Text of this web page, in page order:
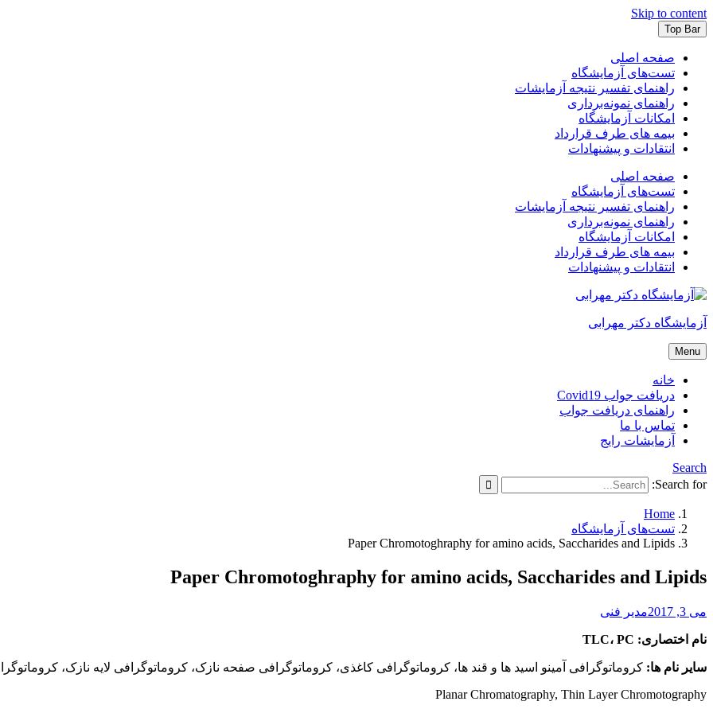
Skip to content
Top Bar
صفحه اصلی
تست‌های آزمایشگاه
راهنمای تفسیر نتیجه آزمایشات
راهنمای نمونه‌برداری
امکانات آزمایشگاه
بیمه های طرف قرارداد
انتقادات و پیشنهادات
صفحه اصلی
تست‌های آزمایشگاه
راهنمای تفسیر نتیجه آزمایشات
راهنمای نمونه‌برداری
امکانات آزمایشگاه
بیمه های طرف قرارداد
انتقادات و پیشنهادات
آزمایشگاه دکتر مهرابی
Menu
خانه
دریافت جواب Covid19
راهنمای دریافت جواب
تماس با ما
آزمایشات رایج
Search
Search for:
Home
تست‌های آزمایشگاه
Paper Chromotoghraphy for amino acids, Saccharides and Lipids
Paper Chromotoghraphy for amino acids, Saccharides and Lipids
می 3, 2017 مدیر فنی
نام اختصاری: TLC، PC
سایر نام ها: کروماتوگرافی آمینو اسید ها و قند ها، کروماتوگرافی کاغذی، کروماتوگرافی صفحه نازک، کروماتوگرافی لایه نازک،
Planar Chromatography, Thin Layer Chromotography